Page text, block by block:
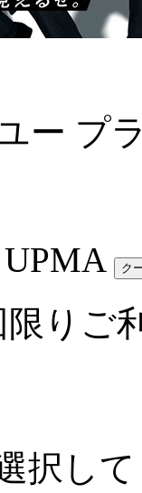
ー プ
UPMA
りご
択し